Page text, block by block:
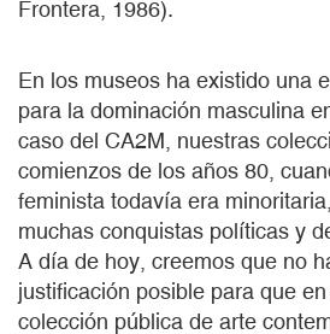
Frontera, 1986).
En los museos ha existido una
para la dominación masculina
caso del CA2M, nuestras
comienzos de los años 80,
feminista todavía era
muchas conquistas políticas y
A día de hoy, creemos que no
justificación posible para que
colección pública de arte